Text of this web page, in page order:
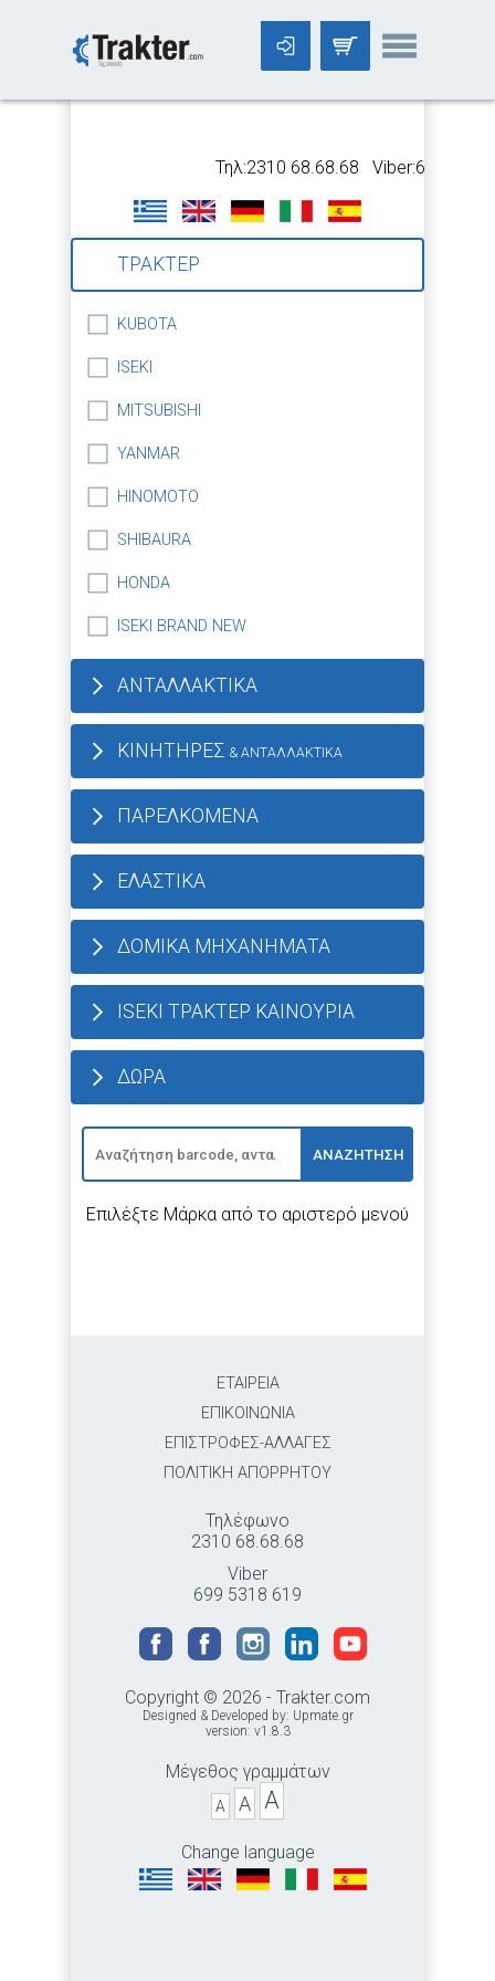
Τηλ:2310 68.68.68 Viber:699
ΤΡΑΚΤΕΡ
KUBOTA
ISEKI
MITSUBISHI
YANMAR
HINOMOTO
SHIBAURA
HONDA
ISEKI BRAND NEW
ΑΝΤΑΛΛΑΚΤΙΚΑ
ΚΙΝΗΤΗΡΕΣ & ΑΝΤΑΛΛΑΚΤΙΚΑ
ΠΑΡΕΛΚΟΜΕΝΑ
ΕΛΑΣΤΙΚΑ
ΔΟΜΙΚΑ ΜΗΧΑΝΗΜΑΤΑ
ISEKI ΤΡΑΚΤΕΡ ΚΑΙΝΟΥΡΙΑ
ΔΩΡΑ
ΑΝΑΖΗΤΗΣΗ
Επιλέξτε Μάρκα από το αριστερό μενού
ΕΤΑΙΡΕΙΑ
ΕΠΙΚΟΙΝΩΝΙΑ
ΕΠΙΣΤΡΟΦΕΣ-ΑΛΛΑΓΕΣ
ΠΟΛΙΤΙΚΗ ΑΠΟΡΡΗΤΟΥ
Τηλέφωνο
2310 68.68.68
Viber
699 5318 619
Copyright © 2026 - Trakter.com
Designed & Developed by: Upmate.gr
version: v1.8.3
Μέγεθος γραμμάτων
A A A
Change language